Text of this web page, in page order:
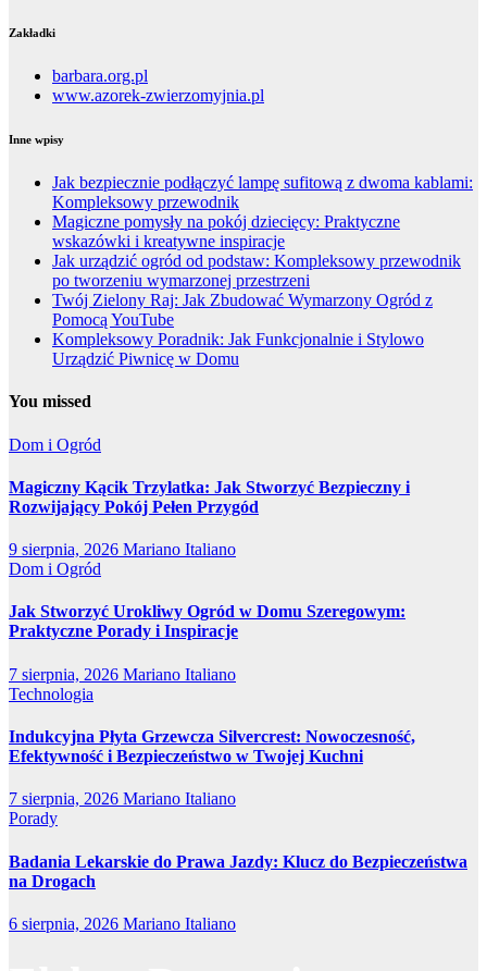
Zakładki
barbara.org.pl
www.azorek-zwierzomyjnia.pl
Inne wpisy
Jak bezpiecznie podłączyć lampę sufitową z dwoma kablami:
Kompleksowy przewodnik
Magiczne pomysły na pokój dziecięcy: Praktyczne
wskazówki i kreatywne inspiracje
Jak urządzić ogród od podstaw: Kompleksowy przewodnik
po tworzeniu wymarzonej przestrzeni
Twój Zielony Raj: Jak Zbudować Wymarzony Ogród z
Pomocą YouTube
Kompleksowy Poradnik: Jak Funkcjonalnie i Stylowo
Urządzić Piwnicę w Domu
You missed
Dom i Ogród
Magiczny Kącik Trzylatka: Jak Stworzyć Bezpieczny i
Rozwijający Pokój Pełen Przygód
9 sierpnia, 2026 Mariano Italiano
Dom i Ogród
Jak Stworzyć Urokliwy Ogród w Domu Szeregowym:
Praktyczne Porady i Inspiracje
7 sierpnia, 2026 Mariano Italiano
Technologia
Indukcyjna Płyta Grzewcza Silvercrest: Nowoczesność,
Efektywność i Bezpieczeństwo w Twojej Kuchni
7 sierpnia, 2026 Mariano Italiano
Porady
Badania Lekarskie do Prawa Jazdy: Klucz do Bezpieczeństwa
na Drogach
6 sierpnia, 2026 Mariano Italiano